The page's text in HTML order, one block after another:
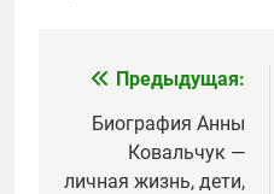
Навигация
по
записям
Предыдущая:
Биография Анны
Ковальчук —
личная жизнь, дети,